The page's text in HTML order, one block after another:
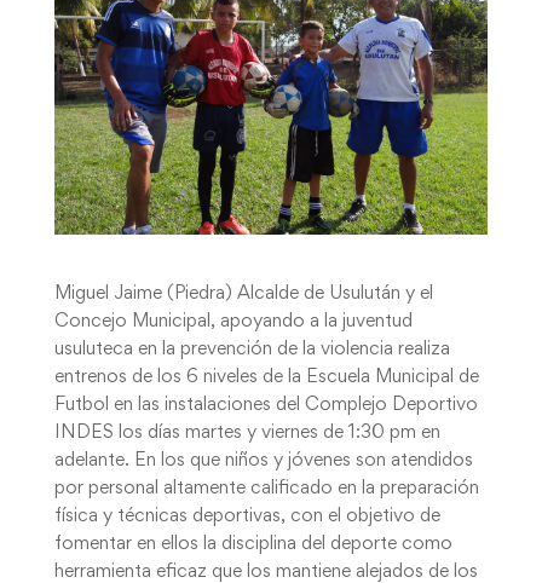
Miguel Jaime (Piedra) Alcalde de Usulután y el
Concejo Municipal, apoyando a la juventud
usuluteca en la prevención de la violencia realiza
entrenos de los 6 niveles de la Escuela Municipal de
Futbol en las instalaciones del Complejo Deportivo
INDES los días martes y viernes de 1:30 pm en
adelante. En los que niños y jóvenes son atendidos
por personal altamente calificado en la preparación
física y técnicas deportivas, con el objetivo de
fomentar en ellos la disciplina del deporte como
herramienta eficaz que los mantiene alejados de los